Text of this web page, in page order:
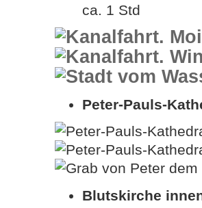
ca. 1 Std
Peter-Pauls-
Blutskirche